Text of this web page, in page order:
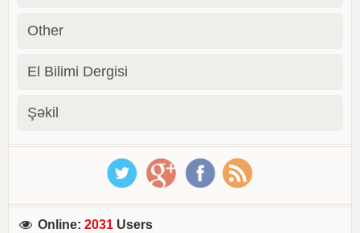
Other
El Bilimi Dergisi
Şəkil
Online:2031 Users